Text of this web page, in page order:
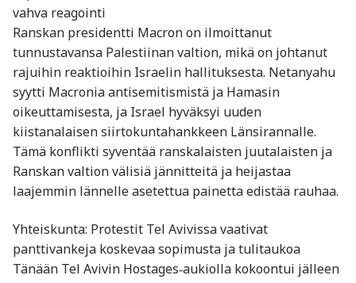
vahva reagointi
Ranskan presidentti Macron on ilmoittanut
tunnustavansa Palestiinan valtion, mikä on johtanut
rajuihin reaktioihin Israelin hallituksesta. Netanyahu
syytti Macronia antisemitismistä ja Hamasin
oikeuttamisesta, ja Israel hyväksyi uuden
kiistanalaisen siirtokuntahankkeen Länsirannalle.
Tämä konflikti syventää ranskalaisten juutalaisten ja
Ranskan valtion välisiä jännitteitä ja heijastaa
laajemmin lännelle asetettua painetta edistää rauhaa.
Yhteiskunta: Protestit Tel Avivissa vaativat
panttivankeja koskevaa sopimusta ja tulitaukoa
Tänään Tel Avivin Hostages‑aukiolla kokoontui jälleen